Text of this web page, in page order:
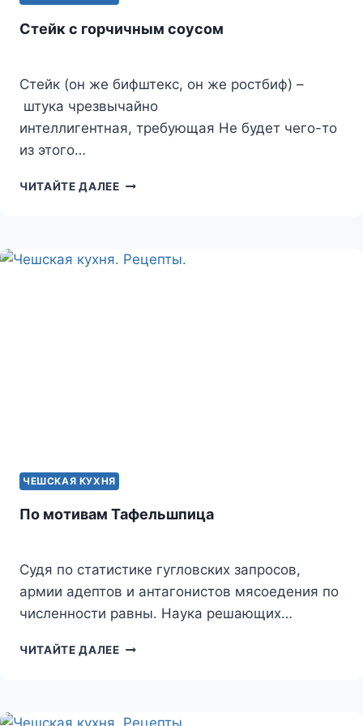
Стейк с горчичным соусом
Стейк (он же бифштекс, он же ростбиф) –
штука чрезвычайно
интеллигентная, требующая Не будет чего-то
из этого…
ЧИТАЙТЕ ДАЛЕЕСТЕЙК
ЧЕШСКАЯ КУХНЯ
По мотивам Тафельшпица
Судя по статистике гугловских запросов,
армии адептов и антагонистов мясоедения по
численности равны. Наука решающих…
ЧИТАЙТЕ ДАЛЕЕПО